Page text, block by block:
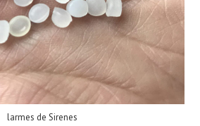
larmes de Sirenes